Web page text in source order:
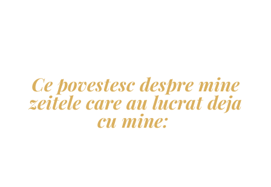
Ce povestesc despre mine
zeitele care au lucrat deja
cu mine: